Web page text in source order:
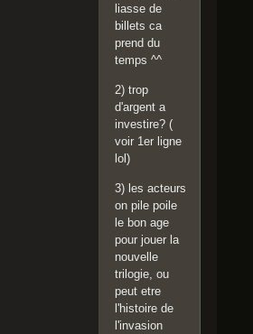
liasse de
billets ca
prend du
temps ^^
2) trop
d'argent a
investire? (
voir 1er ligne
lol)
3) les acteurs
on pile poile
le bon age
pour jouer la
nouvelle
trilogie, ou
peut etre
l'histoire de
l'invasion